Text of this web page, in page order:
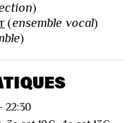
)
(ensemble vocal)
)
- 22:30